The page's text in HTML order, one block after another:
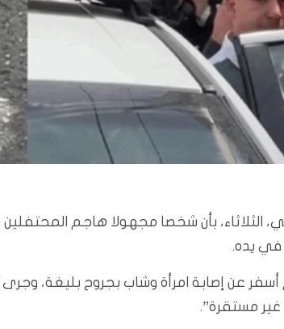
الثلاثاء، بأن شخصا مجهولا هاجم المحتفلين
في يده.
عن إصابة امرأة وشاب بجروح بليغة،
مستقرة”.